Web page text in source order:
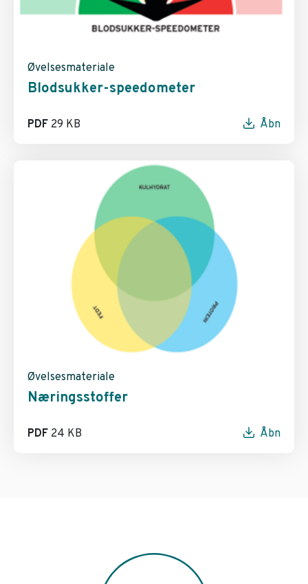
Øvelsesmateriale
Blodsukker-speedometer
PDF 29 KB Åbn
Øvelsesmateriale
Næringsstoffer
PDF 24 KB Åbn